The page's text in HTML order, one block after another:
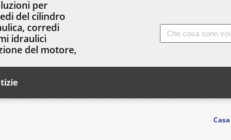
per
del cilindro
corredi
idraulici
del motore,
Casa